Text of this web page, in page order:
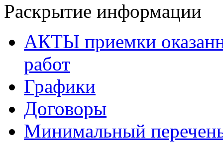
Раскрытие информации
АКТЫ приемки
работ
Графики
Договоры
Минимальный